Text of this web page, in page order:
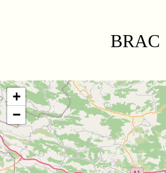
BRAC
+
−